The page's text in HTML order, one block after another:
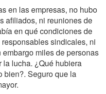
en las empresas, no hubo
afiliados, ni reuniones de
en qué condiciones de
sindicales, ni
miles de personas
la lucha. ¿Qué hubiera
bien?. Seguro que la